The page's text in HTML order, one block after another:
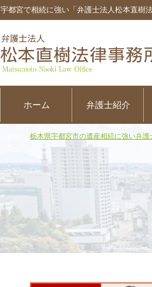
宇都宮で相続に強い「弁護士法人松本直樹法
ホーム 弁護士紹介
栃木県宇都宮市の遺産相続に強い弁護